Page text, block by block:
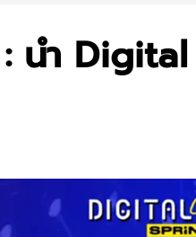
นำ Digital